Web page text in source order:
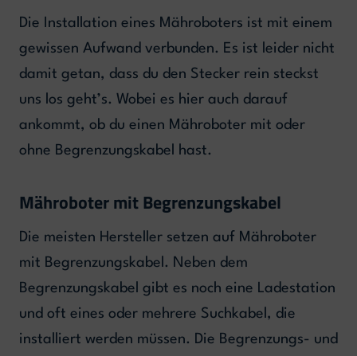
Die Installation eines Mähroboters ist mit einem
gewissen Aufwand verbunden. Es ist leider nicht
damit getan, dass du den Stecker rein steckst
uns los geht’s. Wobei es hier auch darauf
ankommt, ob du einen Mähroboter mit oder
ohne Begrenzungskabel hast.
Mähroboter mit Begrenzungskabel
Die meisten Hersteller setzen auf Mähroboter
mit Begrenzungskabel. Neben dem
Begrenzungskabel gibt es noch eine Ladestation
und oft eines oder mehrere Suchkabel, die
installiert werden müssen. Die Begrenzungs- und